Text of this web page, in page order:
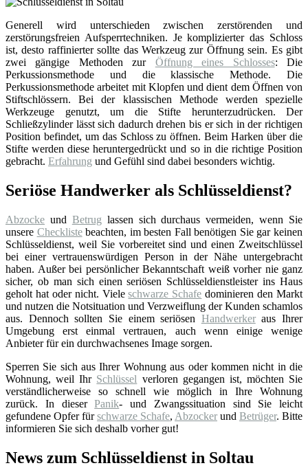
Generell wird unterschieden zwischen zerstörenden und
zerstörungsfreien Aufsperrtechniken. Je komplizierter das Schloss
ist, desto raffinierter sollte das Werkzeug zur Öffnung sein. Es gibt
zwei gängige Methoden zur Öffnung eines Schlosses: Die
Perkussionsmethode und die klassische Methode. Die
Perkussionsmethode arbeitet mit Klopfen und dient dem Öffnen von
Stiftschlössern. Bei der klassischen Methode werden spezielle
Werkzeuge genutzt, um die Stifte herunterzudrücken. Der
Schließzylinder lässt sich dadurch drehen bis er sich in der richtigen
Position befindet, um das Schloss zu öffnen. Beim Harken über die
Stifte werden diese heruntergedrückt und so in die richtige Position
gebracht. Erfahrung und Gefühl sind dabei besonders wichtig.
Seriöse Handwerker als Schlüsseldienst?
Abzocke und Betrug lassen sich durchaus vermeiden, wenn Sie
unsere Checklistebeachten, im besten Fall benötigen Sie gar keinen
Schlüsseldienst, weil Sie vorbereitet sind und einen Zweitschlüssel
bei einer vertrauenswürdigen Person in der Nähe untergebracht
haben. Außer bei persönlicher Bekanntschaft weiß vorher nie ganz
sicher, ob man sich einen seriösen Schlüsseldienstleister ins Haus
geholt hat oder nicht. Vieleschwarze Schafe dominieren den Markt
und nutzen die Notsituation und Verzweiflung der Kunden schamlos
aus. Dennoch sollten Sie einem seriösen Handwerkeraus Ihrer
Umgebung erst einmal vertrauen, auch wenn einige wenige
Anbieter für ein durchwachsenes Image sorgen.
Sperren Sie sich aus Ihrer Wohnung aus oder kommen nicht in die
Wohnung, weil Ihr Schlüssel verloren gegangen ist, möchten Sie
verständlicherweise so schnell wie möglich in Ihre Wohnung
zurück. In dieserPanik- und Zwangssituation sind Sie leicht
gefundene Opfer fürschwarze Schafe, Abzocker und Betrüger. Bitte
informieren Sie sich deshalb vorher gut!
News zum Schlüsseldienst in Soltau